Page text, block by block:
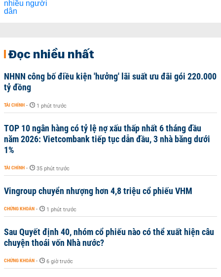
Đọc nhiều nhất
NHNN công bố điều kiện 'hưởng' lãi suất ưu đãi gói 220.000
tỷ đồng
TÀI CHÍNH - 1 phút trước
TOP 10 ngân hàng có tỷ lệ nợ xấu thấp nhất 6 tháng đầu
năm 2026: Vietcombank tiếp tục dẫn đầu, 3 nhà băng dưới
1%
TÀI CHÍNH - 35 phút trước
Vingroup chuyển nhượng hơn 4,8 triệu cổ phiếu VHM
CHỨNG KHOÁN - 1 phút trước
Sau Quyết định 40, nhóm cổ phiếu nào có thể xuất hiện câu
chuyện thoái vốn Nhà nước?
CHỨNG KHOÁN - 6 giờ trước